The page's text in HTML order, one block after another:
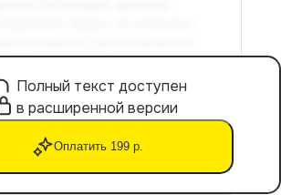
Полный текст доступен
в расширенной версии
Оплатить 199 р.